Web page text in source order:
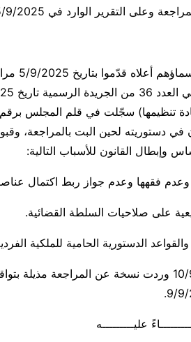
وعلى التقرير الوارد في 15/9/2025،
دستوريته لحين البت بالمراجعة،
وإبطال القانون للأسباب التالية:
وتبيّن أنّه بتاريخ 10/9/2025 وردت نسخة عن
عليـــــــــه